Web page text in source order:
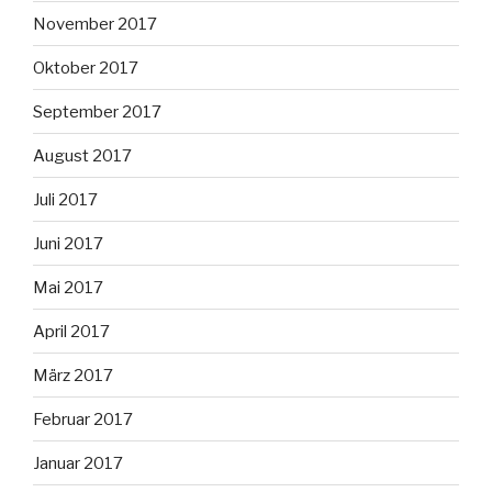
November 2017
Oktober 2017
September 2017
August 2017
Juli 2017
Juni 2017
Mai 2017
April 2017
März 2017
Februar 2017
Januar 2017